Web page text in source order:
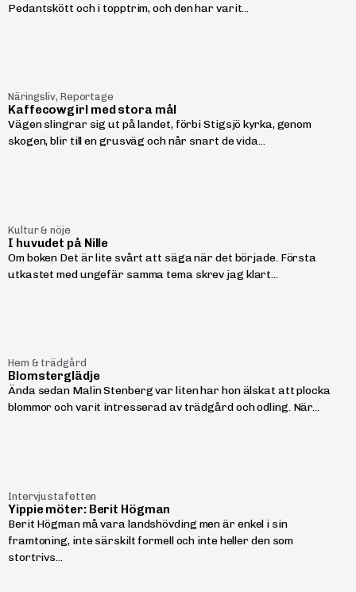
Pedantskött och i topptrim, och den har varit...
Näringsliv, Reportage
Kaffecowgirl med stora mål
Vägen slingrar sig ut på landet, förbi Stigsjö kyrka, genom
skogen, blir till en grusväg och når snart de vida...
Kultur & nöje
I huvudet på Nille
Om boken Det är lite svårt att säga när det började. Första
utkastet med ungefär samma tema skrev jag klart...
Hem & trädgård
Blomsterglädje
Ända sedan Malin Stenberg var liten har hon älskat att plocka
blommor och varit intresserad av trädgård och odling. När...
Intervjustafetten
Yippie möter: Berit Högman
Berit Högman må vara landshövding men är enkel i sin
framtoning, inte särskilt formell och inte heller den som
stortrivs...